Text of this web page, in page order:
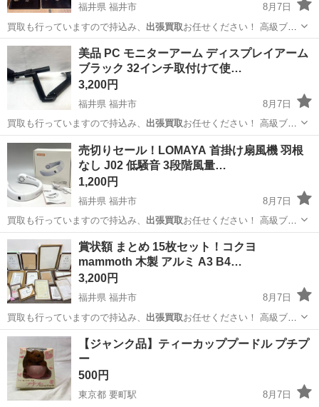
福井県 福井市
8月7日
買取も行っていますので持込み、 出張買取お任せください！ 高級ブラ
ンドから…
福井 福井市 その他
美品 PC モニターアーム ディスプレイアーム
ブラック 32インチ取付けて使…
3,200円
福井県 福井市
8月7日
買取も行っていますので持込み、 出張買取お任せください！ 高級ブラ
ンドから…
福井 福井市 その他
売切りセール！LOMAYA 首掛け扇風機 羽根
なし J02 低騒音 3段階風量…
1,200円
福井県 福井市
8月7日
買取も行っていますので持込み、 出張買取お任せください！ 高級ブラ
ンドから…
福井 福井市 季節、空調家電 LOMAYA
賞状額 まとめ 15枚セット！コクヨ
mammoth 木製 アルミ A3 B4…
3,200円
福井県 福井市
8月7日
買取も行っていますので持込み、 出張買取お任せください！ 高級ブラ
ンドから…
福井 福井市
【ジャンク品】ティーカッププードル プチプ
ー
500円
東京都 要町駅 8月7日